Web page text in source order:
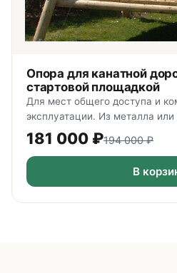
Опора для канатной
стартовой площадкой
Для мест общего доступа и
эксплуатации. Из металла или
181 000 ₽194 000₽
В